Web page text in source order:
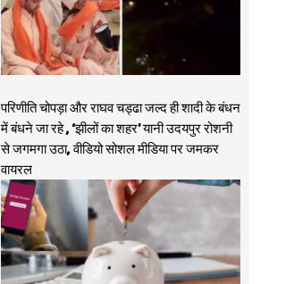
परिणीति चोपड़ा और राघव चड्ढा जल्द ही शादी के बंधन
में बंधने जा रहे , ‘झीलों का शहर’ यानी उदयपुर रोशनी
से जगमगा उठा, वीडियो सोशल मीडिया पर जमकर
वायरल